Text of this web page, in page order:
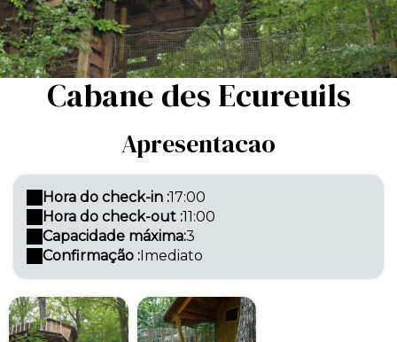
Cabane des Ecureuils
Apresentacao
Hora do check-in :17:00
Hora do check-out :11:00
Capacidade máxima:3
Confirmação :Imediato